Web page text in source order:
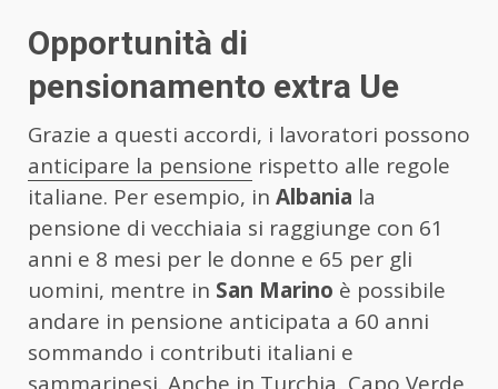
Opportunità di
pensionamento extra Ue
Grazie a questi accordi, i lavoratori possono
anticipare la pensione rispetto alle regole
italiane. Per esempio, in Albania la
pensione di vecchiaia si raggiunge con 61
anni e 8 mesi per le donne e 65 per gli
uomini, mentre in San Marino è possibile
andare in pensione anticipata a 60 anni
sommando i contributi italiani e